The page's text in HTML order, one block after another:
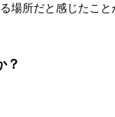
所だと感じたこと
？